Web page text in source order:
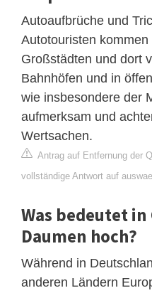
Autoaufbrüche und
Autotouristen
Großstädten und dort
Bahnhöfen und in
wie insbesondere der
aufmerksam und
Wertsachen.
Antrag auf Entfernung der
vollständige Antwort auf
Was bedeutet
Daumen hoch?
Während in
anderen Ländern